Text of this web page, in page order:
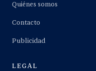
Quiénes somos
Contacto
Publicidad
LEGAL